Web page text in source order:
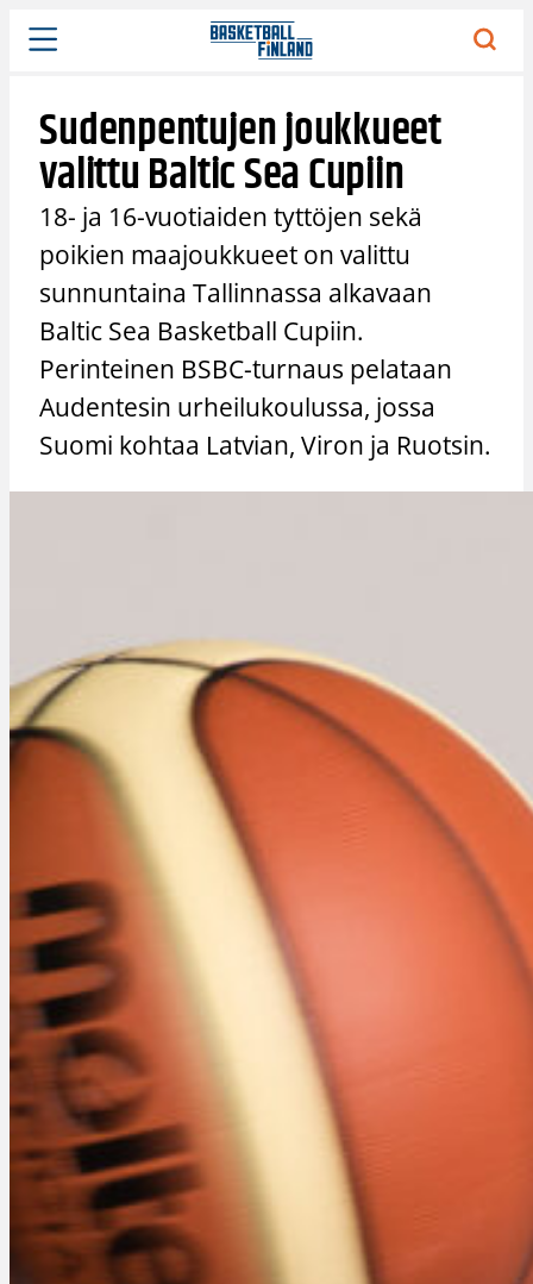
Siirry
sisältöön
Sudenpentujen joukkueet
valittu Baltic Sea Cupiin
18- ja 16-vuotiaiden tyttöjen sekä
poikien maajoukkueet on valittu
sunnuntaina Tallinnassa alkavaan
Baltic Sea Basketball Cupiin.
Perinteinen BSBC-turnaus pelataan
Audentesin urheilukoulussa, jossa
Suomi kohtaa Latvian, Viron ja Ruotsin.